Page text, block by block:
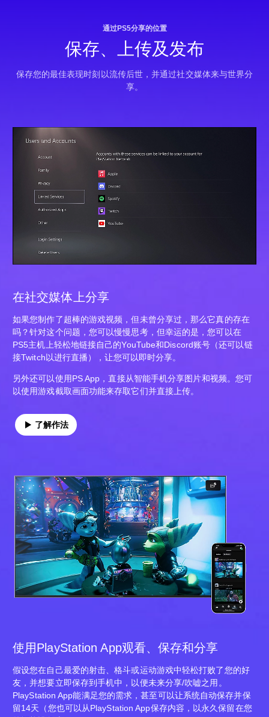
通过PS5分享的位置
保存、上传及发布
保存您的最佳表现时刻以流传后世，并通过社交媒体来与世界分
享。
在社交媒体上分享
如果您制作了超棒的游戏视频，但未曾分享过，那么它真的存在
吗？针对这个问题，您可以慢慢思考，但幸运的是，您可以在
PS5主机上轻松地链接自己的YouTube和Discord账号（还可以链
接Twitch以进行直播），让您可以即时分享。
另外还可以使用PS App，直接从智能手机分享图片和视频。您可
以使用游戏截取画面功能来存取它们并直接上传。
了解作法
使用PlayStation App观看、保存和分享
假设您在自己最爱的射击、格斗或运动游戏中轻松打败了您的好
友，并想要立即保存到手机中，以便未来分享/吹嘘之用。
PlayStation App能满足您的需求，甚至可以让系统自动保存并保
留14天（您也可以从PlayStation App保存内容，以永久保留在您